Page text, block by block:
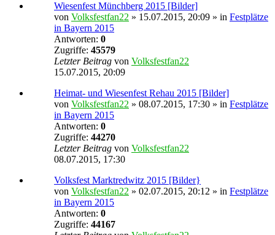
Wiesenfest Münchberg 2015 [Bilder]
von Volksfestfan22 » 15.07.2015, 20:09 » in Festplätze
in Bayern 2015
Antworten: 0
Zugriffe: 45579
Letzter Beitrag von Volksfestfan22
15.07.2015, 20:09
Heimat- und Wiesenfest Rehau 2015 [Bilder]
von Volksfestfan22 » 08.07.2015, 17:30 » in Festplätze
in Bayern 2015
Antworten: 0
Zugriffe: 44270
Letzter Beitrag von Volksfestfan22
08.07.2015, 17:30
Volksfest Marktredwitz 2015 [Bilder}
von Volksfestfan22 » 02.07.2015, 20:12 » in Festplätze
in Bayern 2015
Antworten: 0
Zugriffe: 44167